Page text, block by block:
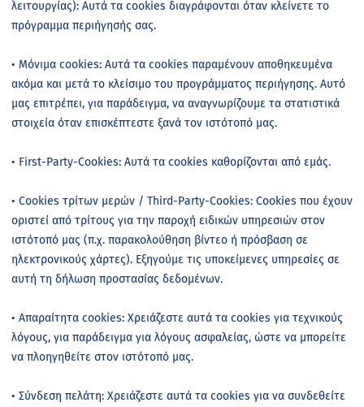
λειτουργίας): Αυτά τα cookies διαγράφονται όταν κλείνετε το
πρόγραμμα περιήγησής σας.
• Μόνιμα cookies: Αυτά τα cookies παραμένουν αποθηκευμένα
ακόμα και μετά το κλείσιμο του προγράμματος περιήγησης. Αυτό
μας επιτρέπει, για παράδειγμα, να αναγνωρίζουμε τα στατιστικά
στοιχεία όταν επισκέπτεστε ξανά τον ιστότοπό μας.
• First-Party-Cookies: Αυτά τα cookies καθορίζονται από εμάς.
• Cookies τρίτων μερών / Third-Party-Cookies: Cookies που έχουν
οριστεί από τρίτους για την παροχή ειδικών υπηρεσιών στον
ιστότοπό μας (π.χ. παρακολούθηση βίντεο ή πρόσβαση σε
ηλεκτρονικούς χάρτες). Εξηγούμε τις υποκείμενες υπηρεσίες σε
αυτή τη δήλωση προστασίας δεδομένων.
• Απαραίτητα cookies: Χρειάζεστε αυτά τα cookies για τεχνικούς
λόγους, για παράδειγμα για λόγους ασφαλείας, ώστε να μπορείτε
να πλοηγηθείτε στον ιστότοπό μας.
• Σύνδεση πελάτη: Χρειάζεστε αυτά τα cookies για να συνδεθείτε